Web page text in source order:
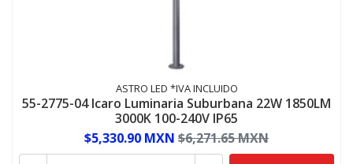
ASTRO LED *IVA INCLUIDO
55-2775-04 Icaro Luminaria Suburbana 22W 1850LM
3000K 100-240V IP65
$5,330.90 MXN $6,271.65 MXN